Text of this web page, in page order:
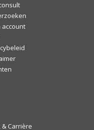
account
& Carrière